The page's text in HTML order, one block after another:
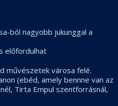
ból nagyobb jukunggal a
előfordulhat
művészetek városa felé.
(ebéd, amely bennne van az
Tirta Empul szentforrásnál,